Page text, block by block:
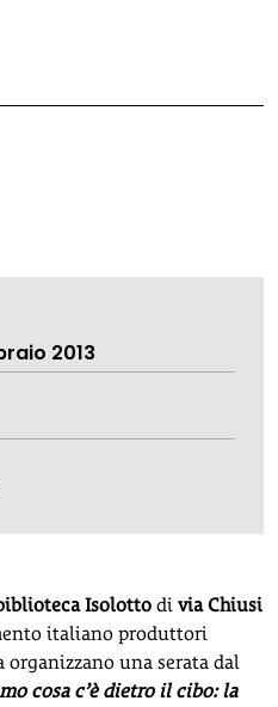
2013
Isolotto di via Chiusi
italiano produttori
una serata dal
cosa c’è dietro il cibo: la